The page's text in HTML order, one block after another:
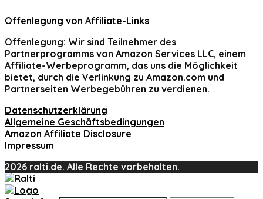
Offenlegung von Affiliate-Links
Offenlegung: Wir sind Teilnehmer des
Partnerprogramms von Amazon Services LLC, einem
Affiliate-Werbeprogramm, das uns die Möglichkeit
bietet, durch die Verlinkung zu Amazon.com und
Partnerseiten Werbegebühren zu verdienen.
Datenschutzerklärung
Allgemeine Geschäftsbedingungen
Amazon Affiliate Disclosure
Impressum
2026 ralti.de. Alle Rechte vorbehalten.